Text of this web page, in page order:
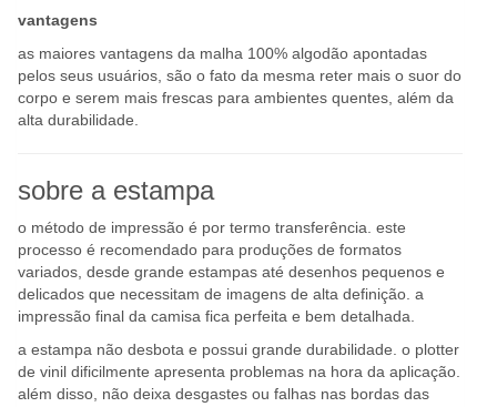
vantagens
as maiores vantagens da malha 100% algodão apontadas
pelos seus usuários, são o fato da mesma reter mais o suor do
corpo e serem mais frescas para ambientes quentes, além da
alta durabilidade.
sobre a estampa
o método de impressão é por termo transferência. este
processo é recomendado para produções de formatos
variados, desde grande estampas até desenhos pequenos e
delicados que necessitam de imagens de alta definição. a
impressão final da camisa fica perfeita e bem detalhada.
a estampa não desbota e possui grande durabilidade. o plotter
de vinil dificilmente apresenta problemas na hora da aplicação.
além disso, não deixa desgastes ou falhas nas bordas das